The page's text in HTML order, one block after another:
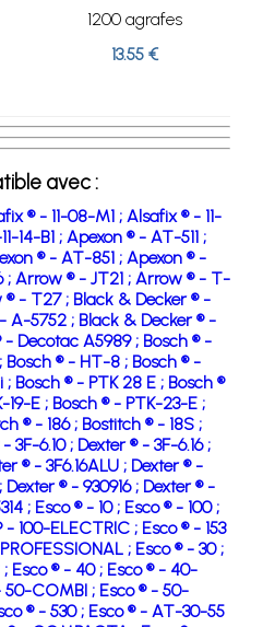
1200 agrafes
13.55 €
avec :
® - 11-08-M1 ; Alsafix ® - 11-
14-B1 ; Apexon ® - AT-511 ;
® - AT-851 ; Apexon ® -
; Arrow ® - JT21 ; Arrow ® - T-
® - T27 ; Black & Decker ® -
A-5752 ; Black & Decker ® -
- Decotac A5989 ; Bosch ® -
Bosch ® - HT-8 ; Bosch ® -
; Bosch ® - PTK 28 E ; Bosch ®
19-E ; Bosch ® - PTK-23-E ;
® - 186 ; Bostitch ® - 18S ;
3F-6.10 ; Dexter ® - 3F-6.16 ;
® - 3F6.16ALU ; Dexter ® -
Dexter ® - 930916 ; Dexter ® -
; Esco ® - 10 ; Esco ® - 100 ;
- 100-ELECTRIC ; Esco ® - 153
; Esco ® - 30 ;
Esco ® - 40 ; Esco ® - 40-
50-COMBI ; Esco ® - 50-
® - 530 ; Esco ® - AT-30-55